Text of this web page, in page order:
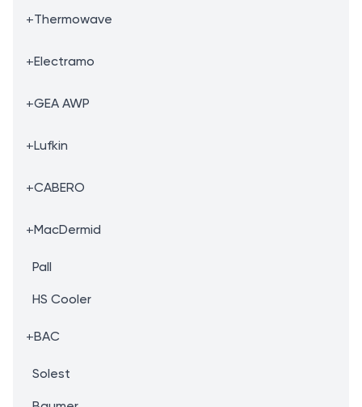
+Thermowave
+Electramo
+GEA AWP
+Lufkin
+CABERO
+MacDermid
Pall
HS Cooler
+BAC
Solest